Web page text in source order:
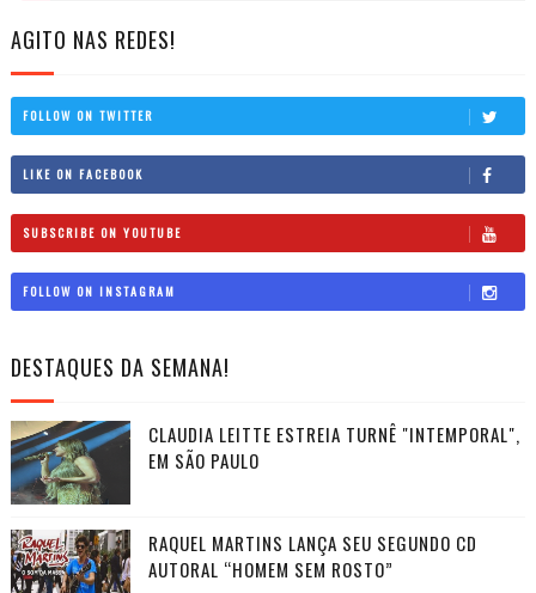
AGITO NAS REDES!
FOLLOW ON TWITTER
LIKE ON FACEBOOK
SUBSCRIBE ON YOUTUBE
FOLLOW ON INSTAGRAM
DESTAQUES DA SEMANA!
CLAUDIA LEITTE ESTREIA TURNÊ "INTEMPORAL",
EM SÃO PAULO
RAQUEL MARTINS LANÇA SEU SEGUNDO CD
AUTORAL “HOMEM SEM ROSTO”